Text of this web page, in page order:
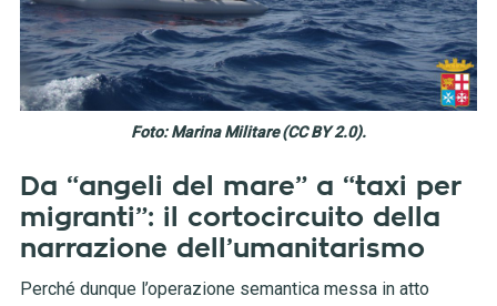
Foto: Marina Militare (CC BY 2.0).
Da “angeli del mare” a “taxi per
migranti”: il cortocircuito della
narrazione dell’umanitarismo
Perché dunque l’operazione semantica messa in atto